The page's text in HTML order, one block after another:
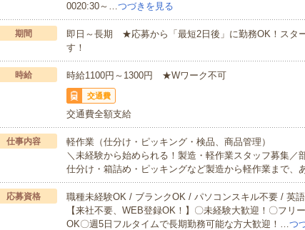
0020:30～…つづきを見る
期間
即日～長期 ★応募から「最短2日後」に勤務OK！スタ
す！
時給 時給1100円～1300円 ★Wワーク不可
交通費
交通費全額支給
仕事内容
軽作業（仕分け・ピッキング・検品、商品管理）
＼未経験から始められる！製造・軽作業スタッフ募集／
仕分け・箱詰め・ピッキングなど製造から軽作業まで、
応募資格
職種未経験OK / ブランクOK / パソコンスキル不要 / 英
【来社不要、WEB登録OK！】〇未経験大歓迎！〇フ
OK〇週5日フルタイムで長期勤務可能な方大歓迎！…つ